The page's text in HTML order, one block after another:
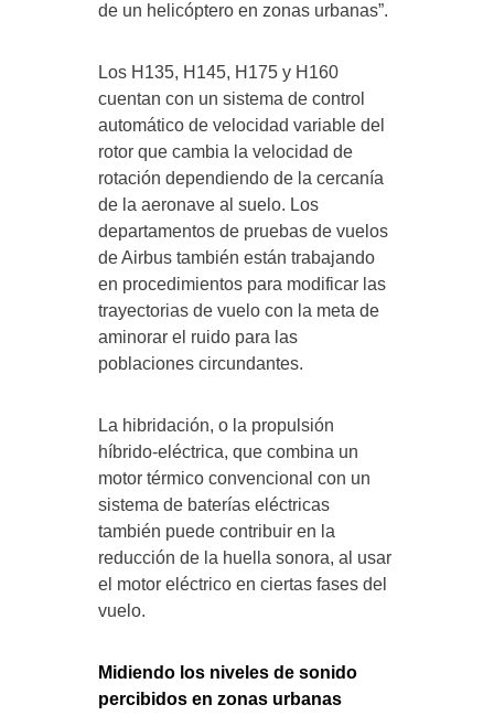
de un helicóptero en zonas urbanas”.
Los H135, H145, H175 y H160
cuentan con un sistema de control
automático de velocidad variable del
rotor que cambia la velocidad de
rotación dependiendo de la cercanía
de la aeronave al suelo. Los
departamentos de pruebas de vuelos
de Airbus también están trabajando
en procedimientos para modificar las
trayectorias de vuelo con la meta de
aminorar el ruido para las
poblaciones circundantes.
La hibridación, o la propulsión
híbrido-eléctrica, que combina un
motor térmico convencional con un
sistema de baterías eléctricas
también puede contribuir en la
reducción de la huella sonora, al usar
el motor eléctrico en ciertas fases del
vuelo.
Midiendo los niveles de sonido
percibidos en zonas urbanas